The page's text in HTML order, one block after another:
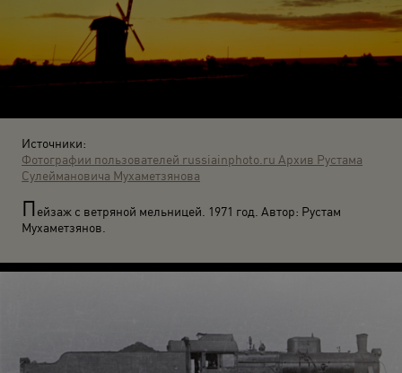
Источники:
Фотографии пользователей russiainphoto.ru Архив Рустама
Сулеймановича Мухаметзянова
Пейзаж с ветряной мельницей. 1971 год. Автор: Рустам
Мухаметзянов.